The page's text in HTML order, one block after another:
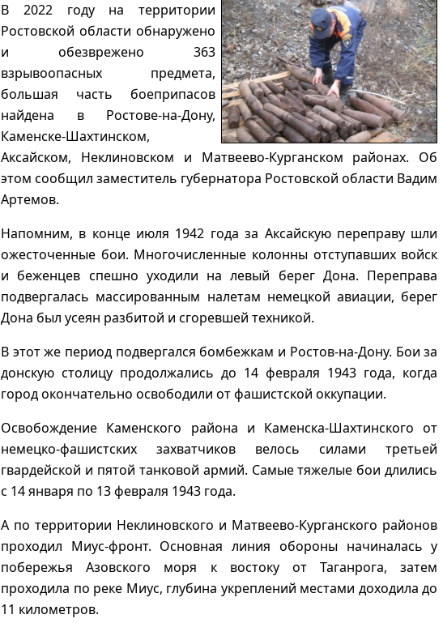
В 2022 году на территории
Ростовской области обнаружено
и обезврежено 363
взрывоопасных предмета,
большая часть боеприпасов
найдена в Ростове-на-Дону,
Каменске-Шахтинском,
Аксайском, Неклиновском и Матвеево-Курганском районах. Об
этом сообщил заместитель губернатора Ростовской области Вадим
Артемов.
Напомним, в конце июля 1942 года за Аксайскую переправу шли
ожесточенные бои. Многочисленные колонны отступавших войск
и беженцев спешно уходили на левый берег Дона. Переправа
подвергалась массированным налетам немецкой авиации, берег
Дона был усеян разбитой и сгоревшей техникой.
В этот же период подвергался бомбежкам и Ростов-на-Дону. Бои за
донскую столицу продолжались до 14 февраля 1943 года, когда
город окончательно освободили от фашистской оккупации.
Освобождение Каменского района и Каменска-Шахтинского от
немецко-фашистских захватчиков велось силами третьей
гвардейской и пятой танковой армий. Самые тяжелые бои длились
с 14 января по 13 февраля 1943 года.
А по территории Неклиновского и Матвеево-Курганского районов
проходил Миус-фронт. Основная линия обороны начиналась у
побережья Азовского моря к востоку от Таганрога, затем
проходила по реке Миус, глубина укреплений местами доходила до
11 километров.